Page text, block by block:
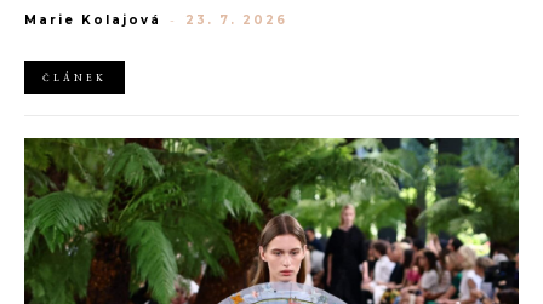
horách. Ranní koupání v lomu. Výlet vlakem na Šumavu.
Marie Kolajová - 23. 7. 2026
ČLÁNEK